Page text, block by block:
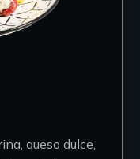
queso dulce,